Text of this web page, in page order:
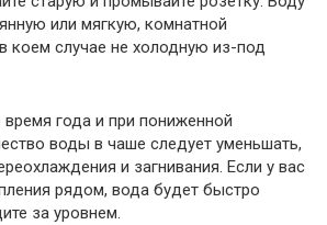
или мягкую, комнатной
коем случае не холодную из-под
года и при пониженной
воды в чаше следует уменьшать,
и загнивания. Если у вас
рядом, вода будет быстро
за уровнем.